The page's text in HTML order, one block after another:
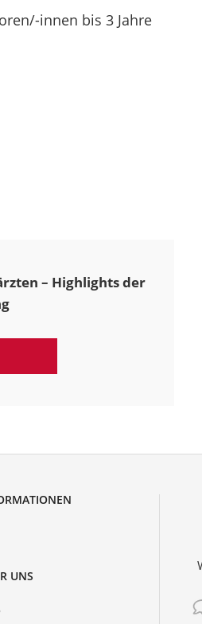
innen bis 3 Jahre
– Highlights der
UNS